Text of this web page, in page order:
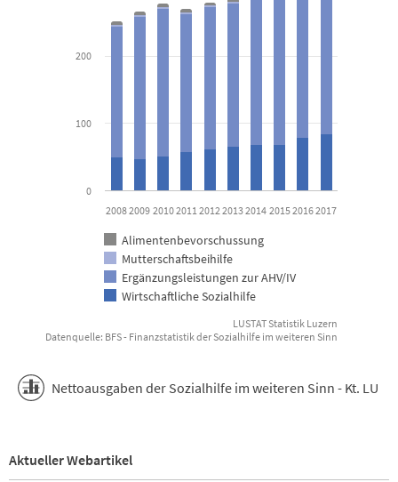
View as data table, Nettoausgaben der Sozialhilfe im
The chart has 1 Y axis displaying Mio. Franken. Data ranges
Alimentenbevorschussung
Mutterschaftsbeihilfe
Ergänzungsleistungen zur AHV/IV
Wirtschaftliche Sozialhilfe
20082009 20102011 2012 20132014 201520162017
0
100
200
LUSTAT Statistik Luzern
Datenquelle: BFS - Finanzstatistik der Sozialhilfe im weiteren Sinn
Nettoausgaben der Sozialhilfe im weiteren Sinn - Kt. LU
Aktueller Webartikel